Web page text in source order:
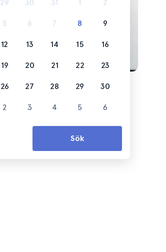
29 30 31 1 2
5 6 7 8 9
12 13 14 15 16
19 20 21 22 23
26 27 28 29 30
2 3 4 5 6
Sök